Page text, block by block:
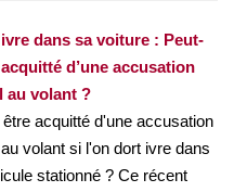
dans sa voiture : Peut-
d’une accusation
au volant ?
être acquitté d'une accusation
volant si l'on dort ivre dans
stationné ? Ce récent